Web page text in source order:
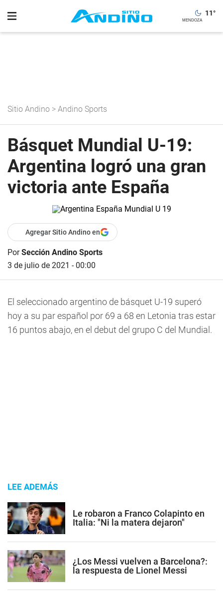
11°
Sitio Andino > Andino Sports
Básquet Mundial U-19:
Argentina logró una gran
victoria ante España
Agregar Sitio Andino en
PorSección Andino Sports
3 de julio de 2021 - 00:00
El seleccionado argentino de básquet U-19 superó
hoy a su par español por 69 a 68 en Letonia tras estar
16 puntos abajo, en el debut del grupo C del Mundial.
LEE ADEMÁS
Le robaron a Franco Colapinto en
Italia: "Ni la matera dejaron"
¿Los Messi vuelven a Barcelona?:
la respuesta de Lionel Messi